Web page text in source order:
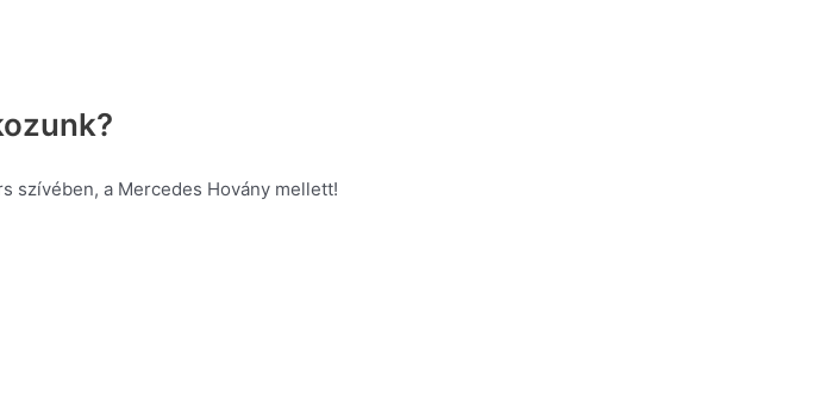
szívében, a Mercedes Hovány mellett!